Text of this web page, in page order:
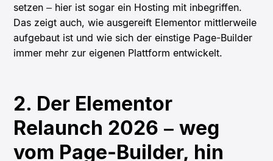
setzen – hier ist sogar ein Hosting mit inbegriffen.
Das zeigt auch, wie ausgereift Elementor mittlerweile
aufgebaut ist und wie sich der einstige Page-Builder
immer mehr zur eigenen Plattform entwickelt.
2. Der Elementor
Relaunch 2026 – weg
vom Page-Builder, hin